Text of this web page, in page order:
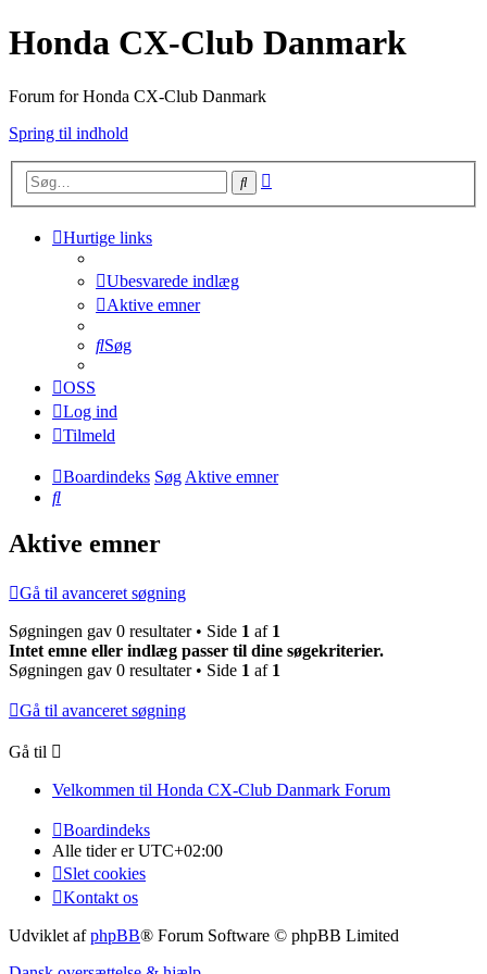
Honda CX-Club Danmark
Forum for Honda CX-Club Danmark
Spring til indhold
Søg
Hurtige links
Ubesvarede indlæg
Aktive emner
Søg
OSS
Log ind
Tilmeld
Boardindeks SøgAktive emner
Søg
Aktive emner
Gå til avanceret søgning
Søgningen gav 0 resultater • Side 1 af 1
Intet emne eller indlæg passer til dine søgekriterier.
Søgningen gav 0 resultater • Side 1 af 1
Gå til avanceret søgning
Gå til
Velkommen til Honda CX-Club Danmark Forum
Boardindeks
Alle tider erUTC+02:00
Slet cookies
Kontakt os
Udviklet afphpBB® Forum Software © phpBB Limited